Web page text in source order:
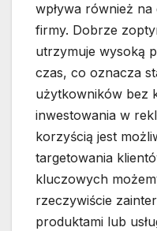
wpływa również
firmy. Dobrze
utrzymuje wysoką
czas, co oznacza
użytkowników bez
inwestowania w
korzyścią jest
targetowania
kluczowych
rzeczywiście
produktami lub